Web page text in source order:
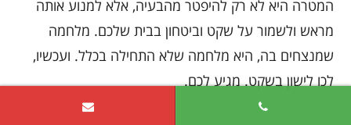
המטרה היא לא רק להיפטר מהבעיה, אלא למנוע אותה
מראש ולשמור על שקט וביטחון בבית שלכם. מלחמה
שמנצחים בה, היא מלחמה שלא התחילה בכלל. ועכשיו,
לכו לישון בשקט. מגיע לכם.